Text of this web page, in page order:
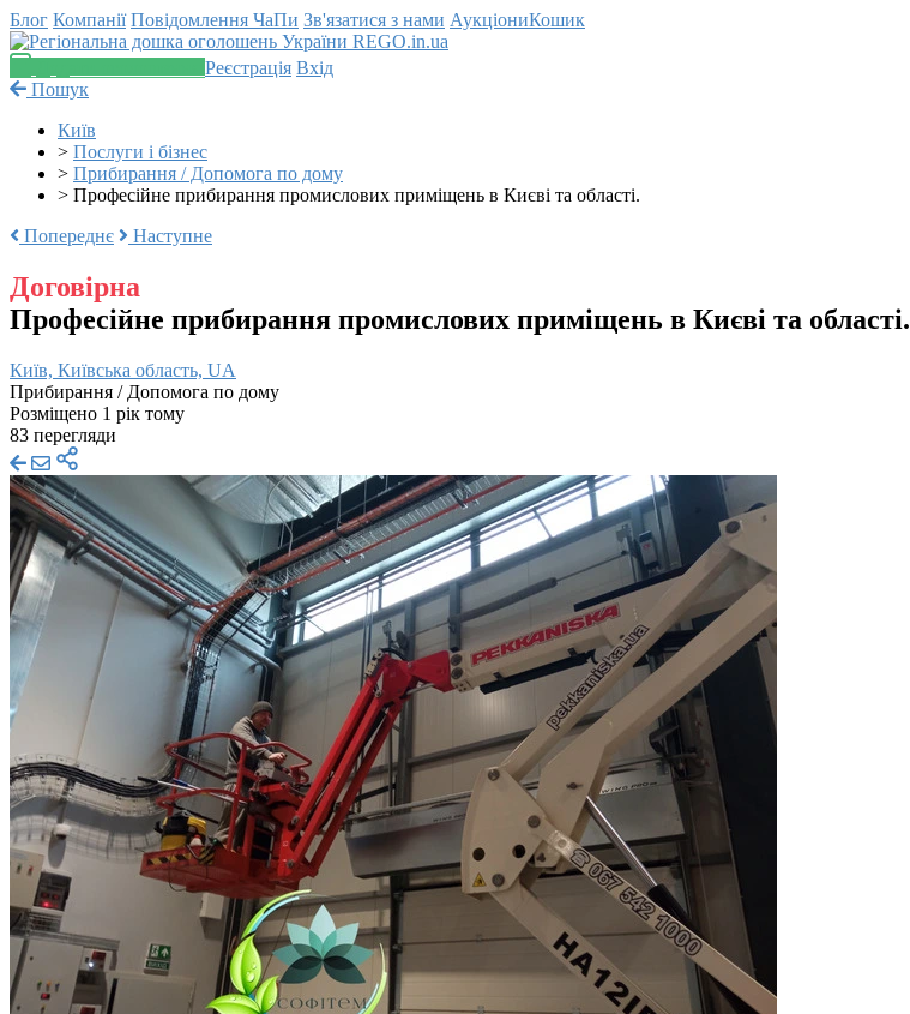
Блог Компанії Повідомлення ЧаПи Зв'язатися з нами АукціониКошик
Реєстрація Вхід
Пошук
Київ
> Послуги і бізнес
> Прибирання / Допомога по дому
> Професійне прибирання промислових приміщень в Києві та області.
Попереднє
Наступне
Договірна
Професійне прибирання промислових приміщень в Києві та області.
Київ, Київська область, UA
Прибирання / Допомога по дому
Розміщено 1 рік тому
83 перегляди